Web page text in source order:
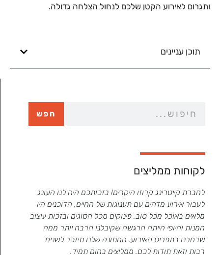
חפש
לקוחות ממליצים
לחברת קייטרינג קרוזו היקרים! בזכותכם היה לנו העונג
לעבור אירוע מדהים עם תענוגות של החיים, הדוכנים היו
מלאים באוכל מכל טוב, פינוקים מכל הסוגים ובזכות עיצוב
המנות והיופי הייתה הרגשה שקיבלנו הרבה יותר ממה
שבחרנו בתפריט האירוע. החתונה שלנו תיזכר לשנים
רבות וזאת תודות לכם. ממליצים בחום תמיד.
ותגרום לאירוע הקטן שלכם לנחול הצלחה גדולה.
תוכן עניינים